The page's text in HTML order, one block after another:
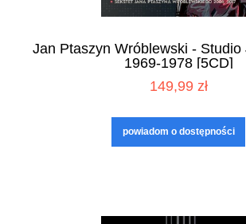
Jan Ptaszyn Wróblewski - Studio
1969-1978 [5CD]
149,99 zł
powiadom o dostępności